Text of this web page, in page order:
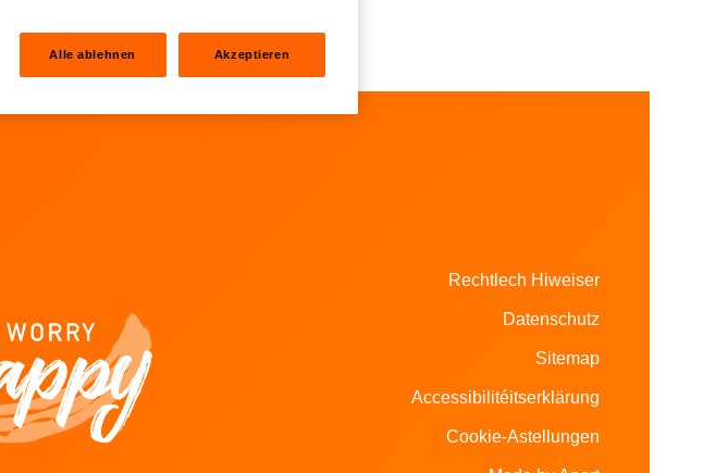
direkt iwwer LALUX easyAPP
Rechtlech Hiweiser
Datenschutz
Sitemap
Accessibilitéitserklärung
Cookie-Astellungen
Alle ablehnen Akzeptieren